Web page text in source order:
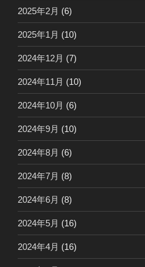
2025年2月 (6)
2025年1月 (10)
2024年12月 (7)
2024年11月 (10)
2024年10月 (6)
2024年9月 (10)
2024年8月 (6)
2024年7月 (8)
2024年6月 (8)
2024年5月 (16)
2024年4月 (16)